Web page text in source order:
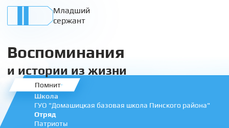
Младший
сержант
Воспоминания
и истории из жизни
Помнит
Школа
ГУО "Домашицкая базовая школа Пинского района"
Отряд
Патриоты